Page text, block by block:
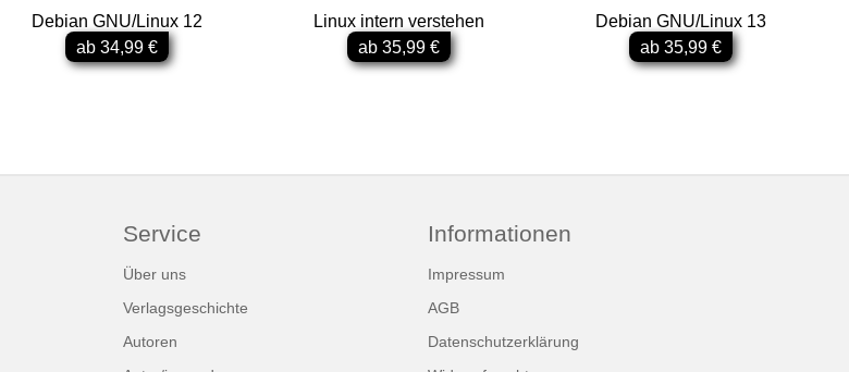
Debian GNU/Linux 12
ab 34,99 €
Linux intern verstehen
ab 35,99 €
Debian GNU/Linux 13
ab 35,99 €
Service
Über uns
Verlagsgeschichte
Autoren
Informationen
Impressum
AGB
Datenschutzerklärung